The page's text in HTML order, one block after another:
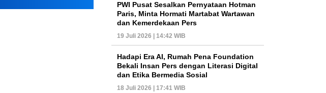
PWI Pusat Sesalkan Pernyataan Hotman
Paris, Minta Hormati Martabat Wartawan
dan Kemerdekaan Pers
19 Juli 2026 | 14:42 WIB
Hadapi Era AI, Rumah Pena Foundation
Bekali Insan Pers dengan Literasi Digital
dan Etika Bermedia Sosial
18 Juli 2026 | 17:41 WIB